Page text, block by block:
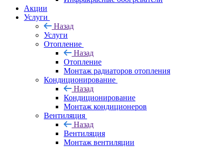
Акции
Услуги
Назад
Услуги
Отопление
Назад
Отопление
Монтаж радиаторов отопления
Кондиционирование
Назад
Кондиционирование
Монтаж кондиционеров
Вентиляция
Назад
Вентиляция
Монтаж вентиляции